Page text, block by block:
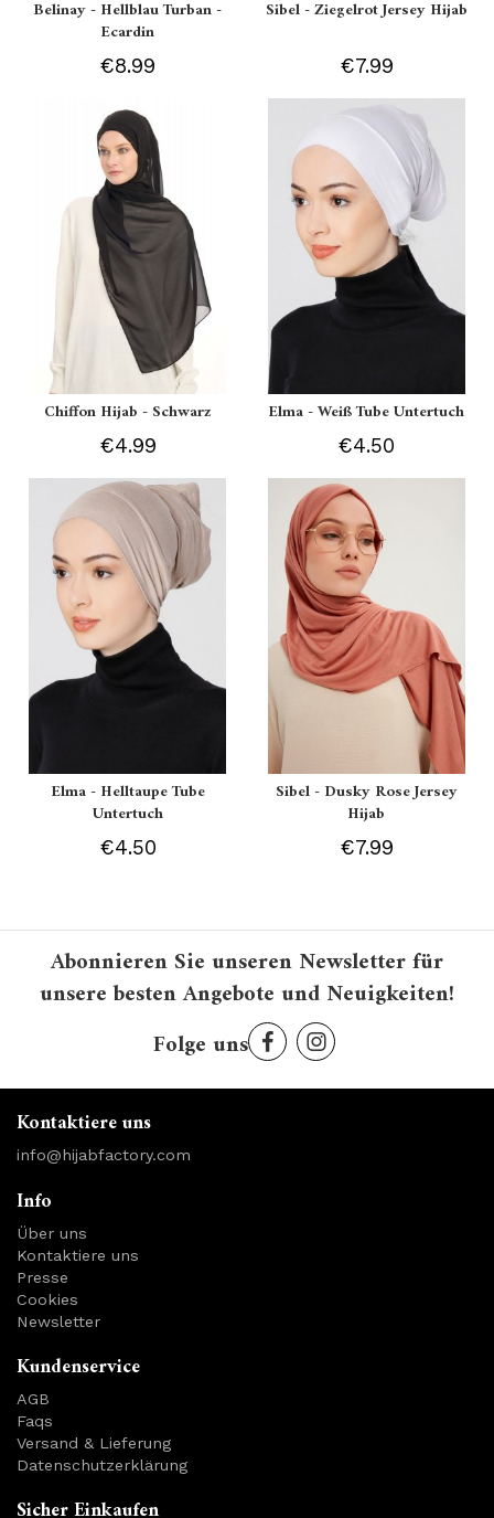
Belinay - Hellblau Turban -
Ecardin
€8.99
Sibel - Ziegelrot Jersey Hijab
€7.99
Chiffon Hijab - Schwarz
€4.99
Elma - Weiß Tube Untertuch
€4.50
Elma - Helltaupe Tube
Untertuch
€4.50
Sibel - Dusky Rose Jersey
Hijab
€7.99
Abonnieren Sie unseren Newsletter für
unsere besten Angebote und Neuigkeiten!
Folge uns
Kontaktiere uns
info@hijabfactory.com
Info
Über uns
Kontaktiere uns
Presse
Cookies
Newsletter
Kundenservice
AGB
Faqs
Versand & Lieferung
Datenschutzerklärung